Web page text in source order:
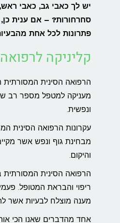
יש לך כאבי גב, כאבי
סחרחורות? – אם ענית
פתרונות לכל אחת
קליניקה
מעניקה למטפל מספר רב
ונפשית.
עקרונות הרפואה הסינית
מבחינת גוף ונפש אשר
והיקום.
ריפוי והבראת המטופל.
מענה מוצלח לבעיות אשר
אחד מהדברים שאנו הכי